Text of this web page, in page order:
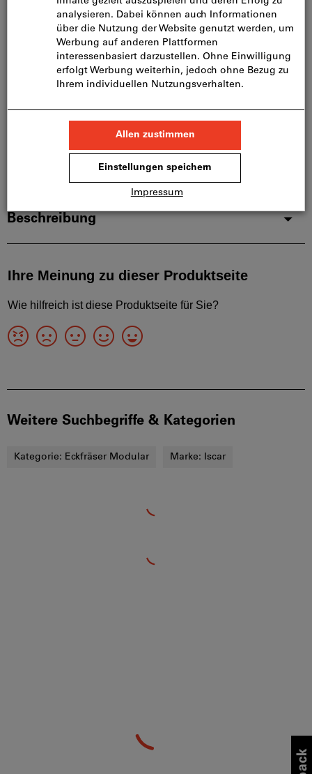
Bitte beachten Sie die Lieferzeit und eingeschränkte
Beratung:
Diesen Artikel bestellen wir für Sie direkt beim
Hersteller, da er nicht Bestandteil unseres
Hauptsortiments ist und somit nicht bei uns auf
Lager liegt.Infos
Artikel merken Artikel teilen
Produktdetails
Beschreibung
Weitere Suchbegriffe & Kategorien
Kategorie: Eckfräser Modular Marke: Iscar